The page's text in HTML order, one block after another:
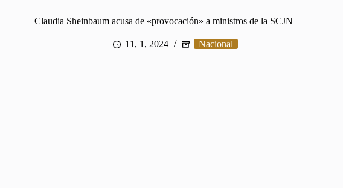
Claudia Sheinbaum acusa de «provocación» a ministros de la SCJN
11, 1, 2024 Nacional